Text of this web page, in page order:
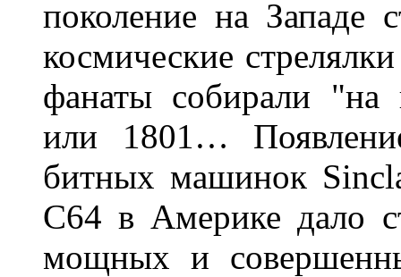
поколение на Западе
космические
фанаты собирали
или 1801…
битных машинок
С64 в Америке дало
мощных и